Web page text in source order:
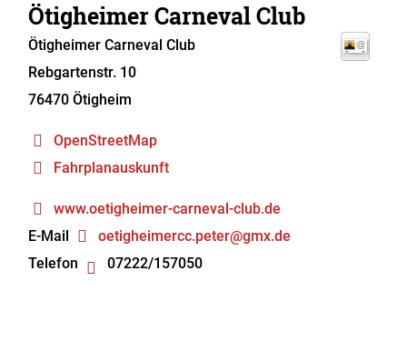
Ötigheimer Carneval Club
Ötigheimer Carneval Club
Rebgartenstr. 10
76470 Ötigheim
OpenStreetMap
Fahrplanauskunft
www.oetigheimer-carneval-club.de
E-Mail
oetigheimercc.peter@gmx.de
Telefon
07222/157050